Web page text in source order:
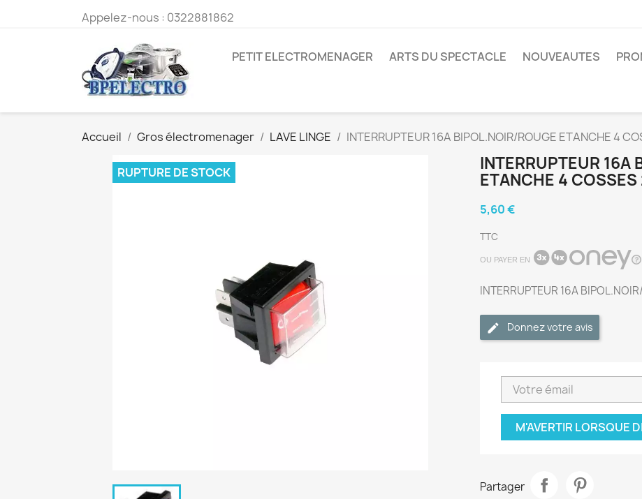
Appelez-nous : 0322881862
PETIT ELECTROMENAGER ARTS DU SPECTACLE NOUVEAUTES
Accueil Gros électromenager LAVE LINGE INTERRUPTEUR 16A BIPOL.NOIR/ROUGE ETANCHE 4
RUPTURE DE STOCK
INTERRUPTEUR 16A
ETANCHE 4
5,60 €
TTC
OU PAYER EN
INTERRUPTEUR 16A
Donnez votre avis
M'AVERTIR LORSQUE
Partager